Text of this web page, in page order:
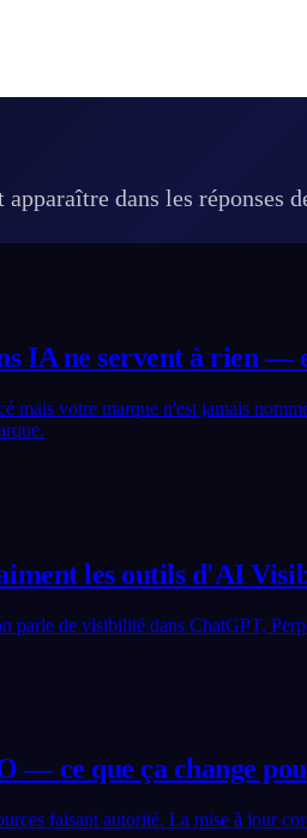
dans les réponses
IA ne servent à rien —
votre marque n'est jamais
les outils d'AI
parle de visibilité dans ChatGPT,
— ce que ça change
faisant autorité. La mise à jour